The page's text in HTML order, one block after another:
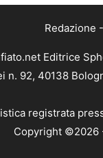
Redazione -
Editrice
n. 92, 40138
registrata
Copyright ©2026